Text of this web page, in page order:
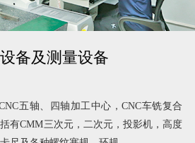
备及测量设备
五轴、四轴加工中心，CNC车铣复合
有CMM三次元，二次元，投影机，高度